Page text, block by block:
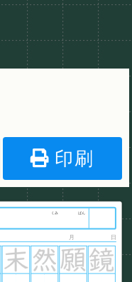
印刷
くみ ばん
月 日